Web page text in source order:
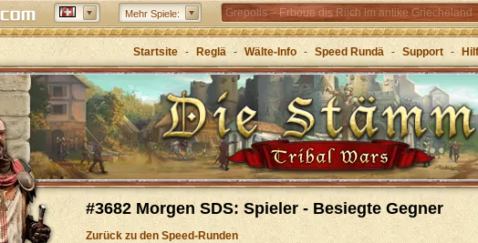
Mehr Spiele: Grepolis – Erboue dis Riich im antike Griecheland
Startsite - Reglä - Wälte-Info - Speed Rundä - Support - Hilf
#3682 Morgen SDS: Spieler - Besiegte Gegner
Zurück zu den Speed-Runden